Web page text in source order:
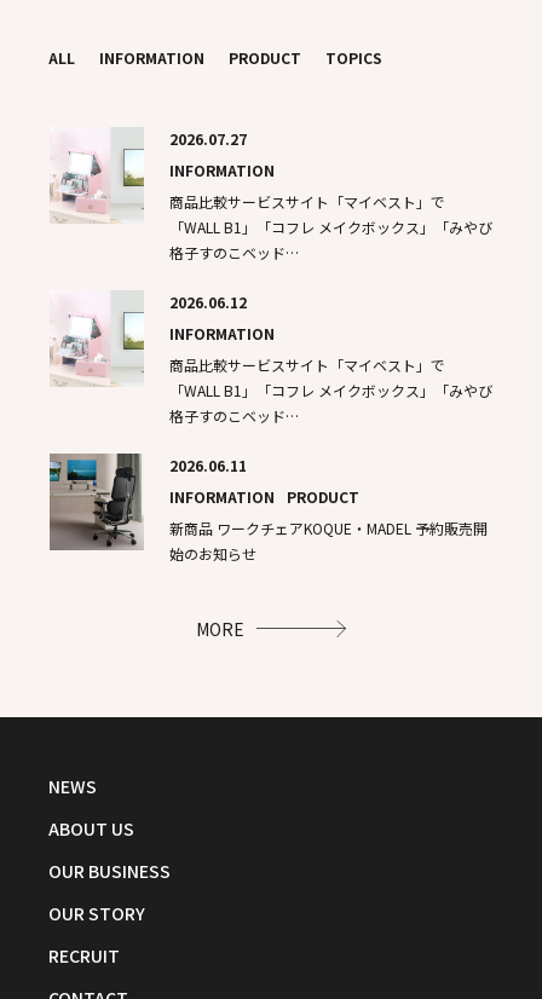
ALL INFORMATION PRODUCT TOPICS
2026.07.27
INFORMATION
商品比較サービスサイト「マイベスト」で
「WALL B1」「コフレ メイクボックス」「みやび
格子すのこベッド…
2026.06.12
INFORMATION
商品比較サービスサイト「マイベスト」で
「WALL B1」「コフレ メイクボックス」「みやび
格子すのこベッド…
2026.06.11
INFORMATION
PRODUCT
新商品​ ワークチェアKOQUE・MADEL 予約販売開
始のお知らせ
MORE
NEWS
ABOUT US
OUR BUSINESS
OUR STORY
RECRUIT